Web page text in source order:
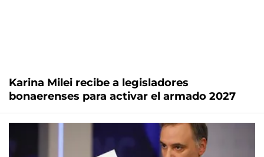
Karina Milei recibe a legisladores
bonaerenses para activar el armado 2027